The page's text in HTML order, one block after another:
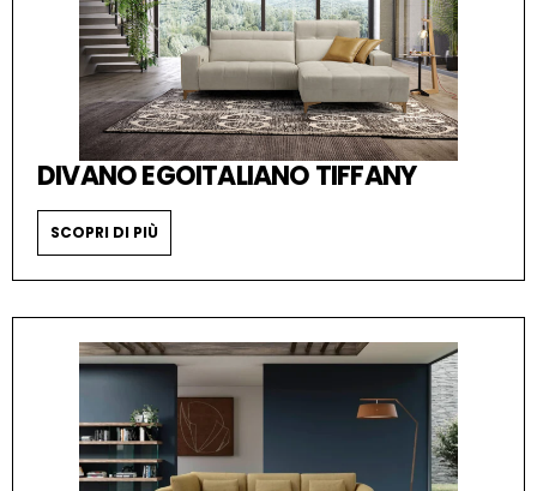
DIVANO EGOITALIANO TIFFANY
SCOPRI DI PIÙ